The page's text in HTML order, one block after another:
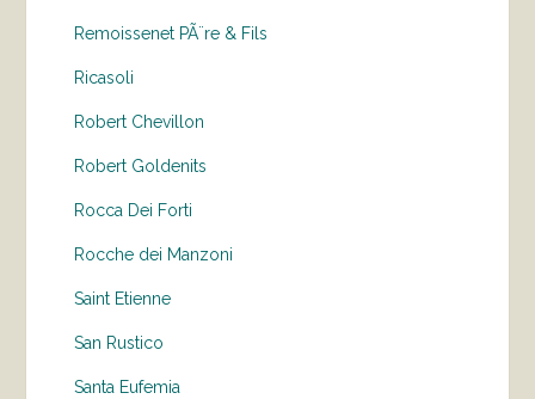
Remoissenet PÃ¨re & Fils
Ricasoli
Robert Chevillon
Robert Goldenits
Rocca Dei Forti
Rocche dei Manzoni
Saint Etienne
San Rustico
Santa Eufemia